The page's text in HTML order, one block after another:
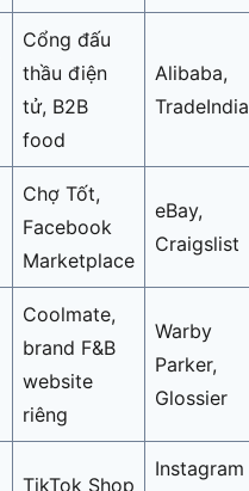
Cổng đấu
thầu điện
tử, B2B
food
Alibaba,
TradeIndia
Chợ Tốt,
Facebook
Marketplace
eBay,
Craigslist
Coolmate,
brand F&B
website
riêng
Warby
Parker,
Glossier
TikTok Shop
Instagram